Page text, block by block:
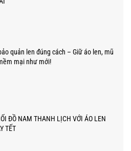
quản len đúng cách – Giữ áo len, mũ
mại như mới!
ĐỒ NAM THANH LỊCH VỚI ÁO LEN
TẾT